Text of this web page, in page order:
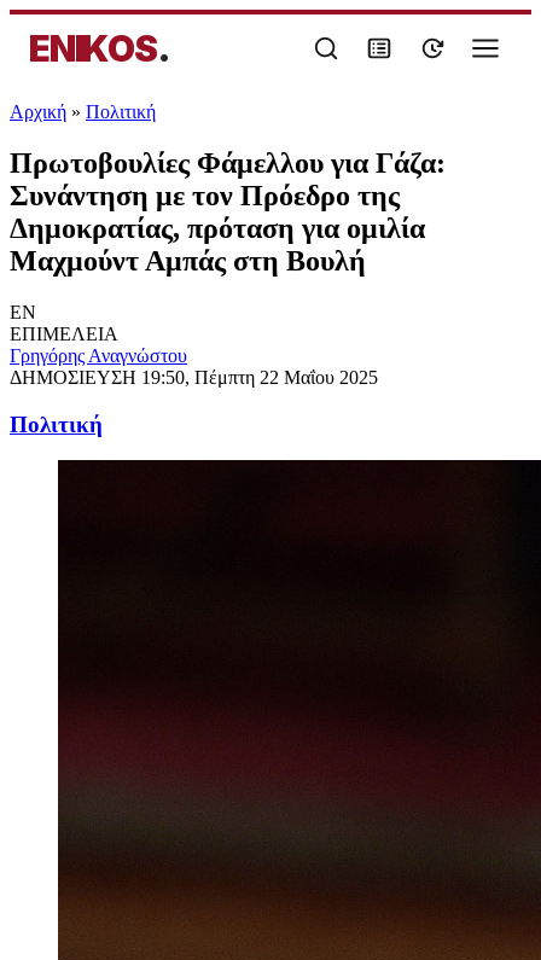
ENIKOS.
Αρχική » Πολιτική
Πρωτοβουλίες Φάμελλου για Γάζα:
Συνάντηση με τον Πρόεδρο της
Δημοκρατίας, πρόταση για ομιλία
Μαχμούντ Αμπάς στη Βουλή
EN
ΕΠΙΜΕΛΕΙΑ
Γρηγόρης Αναγνώστου
ΔΗΜΟΣΙΕΥΣΗ 19:50, Πέμπτη 22 Μαΐου 2025
Πολιτική